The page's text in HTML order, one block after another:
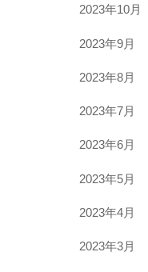
2023年10月
2023年9月
2023年8月
2023年7月
2023年6月
2023年5月
2023年4月
2023年3月